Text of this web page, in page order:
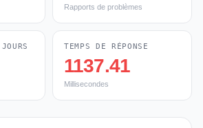
Rapports de problèmes
TEMPS DE RÉPONSE
1137.41
Millisecondes